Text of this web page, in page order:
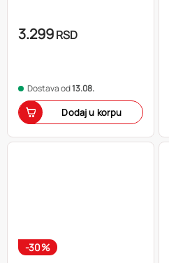
3.299RSD
Dostava od13.08.
Dodaj u korpu
-30%